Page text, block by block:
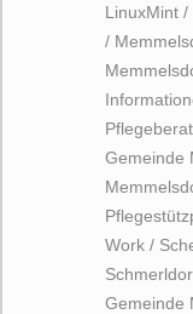
LinuxMint /
/
Gemeinde
Work /
Gemeinde